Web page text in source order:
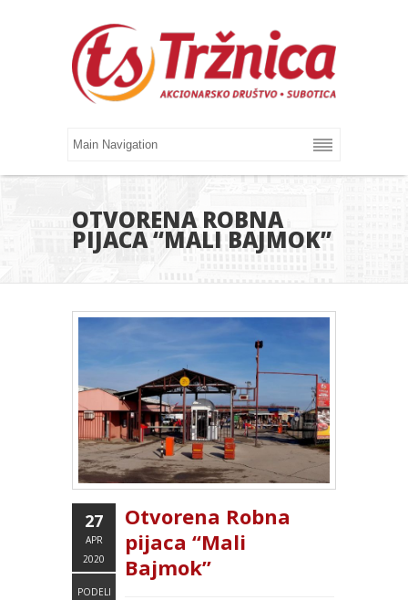
OTVORENA ROBNA
PIJACA “MALI BAJMOK”
27
APR
2020
PODELI
Otvorena Robna
pijaca “Mali
Bajmok”